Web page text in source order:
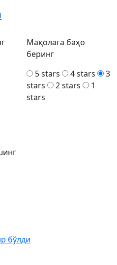
Мақолага баҳо
беринг
5 stars
4 stars
3
stars
2 stars
1
stars
бўлди